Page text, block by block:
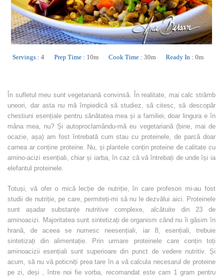
Servings : 4 Prep Time : 10m Cook Time : 30m Ready In : 0m
În sufletul meu sunt vegetariană convinsă. În realitate, mai calc strâmb
uneori, dar asta nu mă împiedică să studiez, să citesc, să descopăr
chestiuni esențiale pentru sănătatea mea și a familiei, doar lingura e în
mâna mea, nu? Și autoproclamându-mă eu vegetariană (bine, mai de
ocazie, așa) am fost întrebată cum stau cu proteinele, de parcă doar
carnea ar conține proteine. Nu, și plantele conțin proteine de calitate cu
amino-acizi esențiali, chiar și iarba, în caz că vă întrebați de unde își ia
elefantul proteinele.
Totuși, vă ofer o mică lecție de nutriție, în care profesori mi-au fost
studii de nutriție, pe care, permiteți-mi să nu le dezvălui aici. Proteinele
sunt așadar substanțe nutritive complexe, alcătuite din 23 de
aminoacizi. Majoritatea sunt sintetizați de organism când nu îi găsim în
hrană, de aceea se numesc neesențiali, iar 8, esențiali, trebuie
sintetizați din alimentație. Prin urmare proteinele care conțin toți
aminoacizii esențiali sunt superioare din punct de vedere nutritiv. Și
acum, să nu vă poticniți prea tare în a vă calcula necesarul de proteine
pe zi, deși , între noi fie vorba, recomandat este cam 1 gram pentru